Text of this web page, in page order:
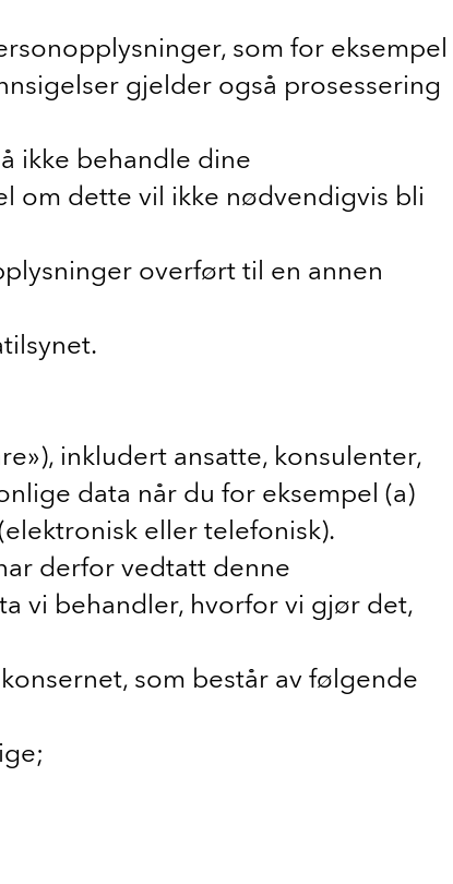
som for eksempel
gjelder også prosessering
ikke behandle dine
om dette vil ikke nødvendigvis bli
overført til en annen
inkludert ansatte, konsulenter,
data når du for eksempel (a)
eller telefonisk).
derfor vedtatt denne
vi behandler, hvorfor vi gjør det,
som består av følgende